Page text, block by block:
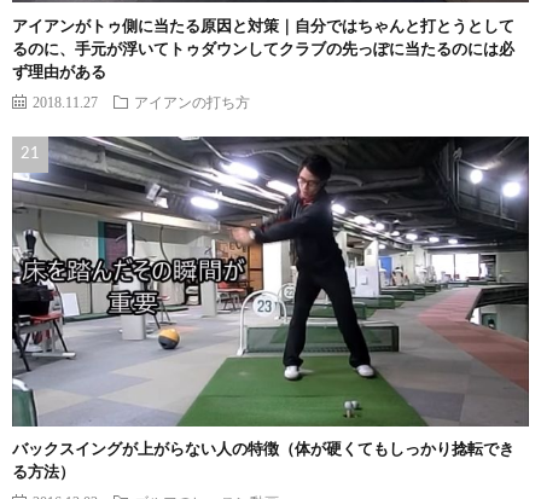
アイアンがトゥ側に当たる原因と対策｜自分ではちゃんと打とうとして
るのに、手元が浮いてトゥダウンしてクラブの先っぽに当たるのには必
ず理由がある
2018.11.27 アイアンの打ち方
バックスイングが上がらない人の特徴（体が硬くてもしっかり捻転でき
る方法）